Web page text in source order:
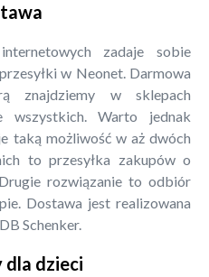
zadaje sobie
w Neonet. Darmowa
znajdziemy w sklepach
wszystkich. Warto jednak
taką możliwość w aż dwóch
to przesyłka zakupów o
rozwiązanie to odbiór
Dostawa jest realizowana
Schenker.
dzieci